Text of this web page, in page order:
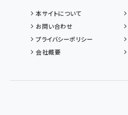
本サイトについて
お問い合わせ
プライバシーポリシー
会社概要